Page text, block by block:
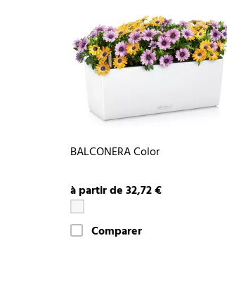
BALCONERA Color
à partir de 32,72 €
Comparer